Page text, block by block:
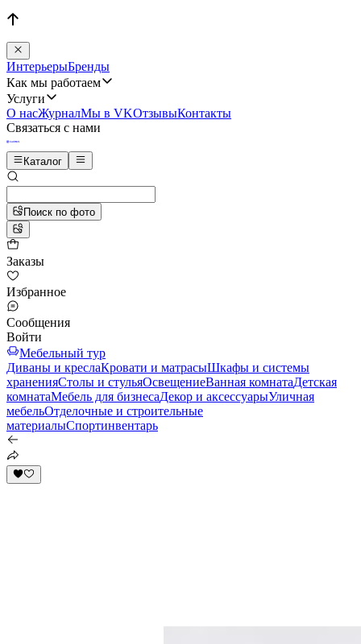
ИнтерьерыБренды
Как мы работаем
Услуги
О насЖурналМы в VKОтзывыКонтакты
Связаться с нами
Каталог
Поиск по фото
Заказы
Избранное
Сообщения
Войти
Мебельный тур
Диваны и креслаКровати и матрасыШкафы и системы
храненияСтолы и стульяОсвещениеВанная комнатаДетская
комнатаМебель для бизнесаДекор и аксессуарыУличная
мебельОтделочные и строительные
материалыСпортинвентарь